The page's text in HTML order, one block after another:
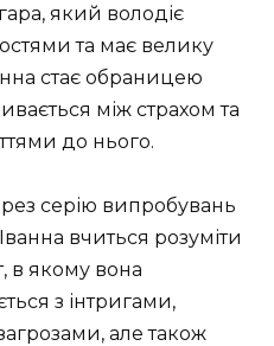
який володіє
та має велику
стає обраницею
між страхом та
до нього.
серію випробувань
вчиться розуміти
в якому вона
з інтригами,
але також